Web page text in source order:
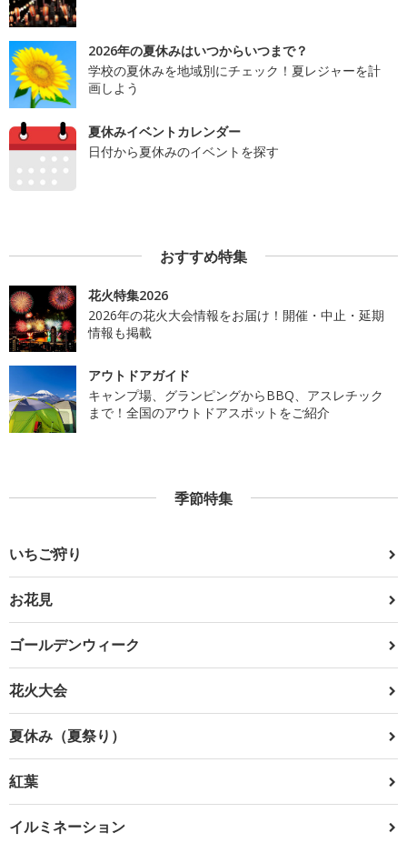
2026年の夏休みはいつからいつまで？
学校の夏休みを地域別にチェック！夏レジャーを計
画しよう
夏休みイベントカレンダー
日付から夏休みのイベントを探す
おすすめ特集
花火特集2026
2026年の花火大会情報をお届け！開催・中止・延期
情報も掲載
アウトドアガイド
キャンプ場、グランピングからBBQ、アスレチック
まで！全国のアウトドアスポットをご紹介
季節特集
いちご狩り
お花見
ゴールデンウィーク
花火大会
夏休み（夏祭り）
紅葉
イルミネーション